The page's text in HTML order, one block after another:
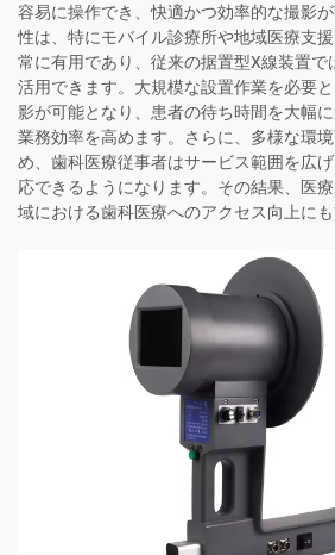
容易に操作でき、快適かつ効率的な撮影
性は、特にモバイル診療所や地域医療支
常に有用であり、従来の据置型X線装置で
活用できます。大規模な設置作業を必要
影が可能となり、患者の待ち時間を大幅
業務効率を高めます。さらに、多様な環
め、歯科医療従事者はサービス範囲を広
応できるようになります。その結果、医
域における歯科医療へのアクセス向上にも